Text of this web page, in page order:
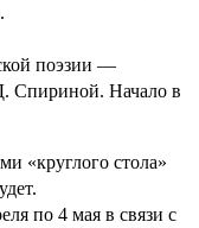
поэзии —
Спириной. Начало в
«круглого стола»
по 4 мая в связи с